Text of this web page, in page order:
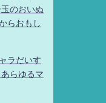
のおいぬ
らおもし
ラだいす
らゆるマ